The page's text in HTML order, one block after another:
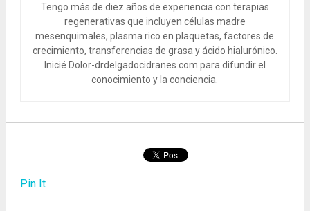
Tengo más de diez años de experiencia con terapias
regenerativas que incluyen células madre
mesenquimales, plasma rico en plaquetas, factores de
crecimiento, transferencias de grasa y ácido hialurónico.
Inicié Dolor-drdelgadocidranes.com para difundir el
conocimiento y la conciencia.
Pin It